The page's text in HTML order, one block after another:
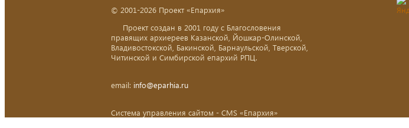
© 2001-2026 Проект «Епархия»
Проект создан в 2001 году с Благословения
правящих архиереев Казанской, Йошкар-Олинской,
Владивостокской, Бакинской, Барнаульской, Тверской,
Читинской и Симбирской епархий РПЦ.
email: info@eparhia.ru
Система управления сайтом - CMS «Епархия»